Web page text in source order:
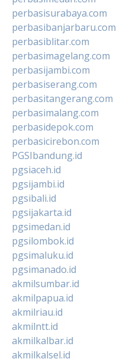
perbasisurabaya.com
perbasibanjarbaru.com
perbasiblitar.com
perbasimagelang.com
perbasijambi.com
perbasiserang.com
perbasitangerang.com
perbasimalang.com
perbasidepok.com
perbasicirebon.com
PGSIbandung.id
pgsiaceh.id
pgsijambi.id
pgsibali.id
pgsijakarta.id
pgsimedan.id
pgsilombok.id
pgsimaluku.id
pgsimanado.id
akmilsumbar.id
akmilpapua.id
akmilriau.id
akmilntt.id
akmilkalbar.id
akmilkalsel.id